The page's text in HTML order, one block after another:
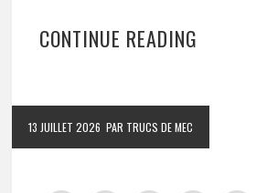
CONTINUE READING
13 JUILLET 2026 PAR TRUCS DE MEC